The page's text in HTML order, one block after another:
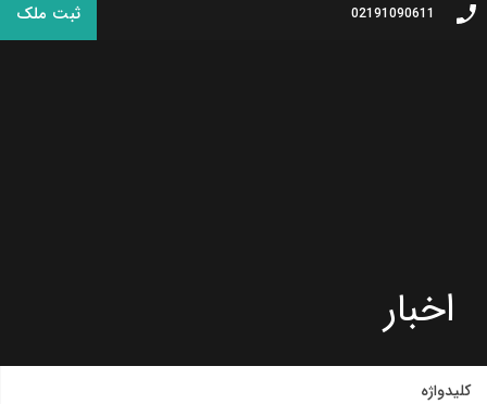
02191090611 ثبت ملک
اخبار
کلیدواژه